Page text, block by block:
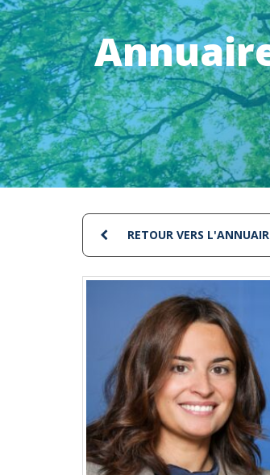
RETOUR VERS